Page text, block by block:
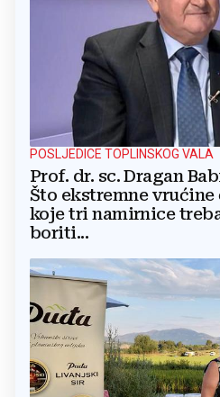
POSLJEDICE TOPLINSKOG VALA
Prof. dr. sc. Dragan
Što ekstremne
koje tri namirnice
boriti...